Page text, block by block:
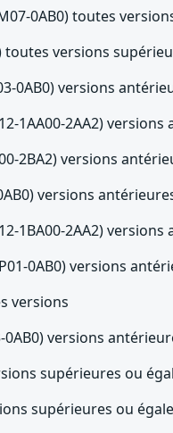
0AB0) toutes
toutes versions
0AB0) versions
1AA00-2AA2)
2BA2) versions
versions
1BA00-2AA2)
0AB0) versions
versions
0AB0) versions
supérieures ou
supérieures ou